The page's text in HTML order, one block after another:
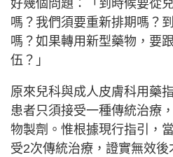
好幾個問題：「到時候要從
嗎？我們須要重新排期嗎？
嗎？如果轉用新型藥物，要
伍？」
原來兒科與成人皮膚科用藥
患者只須接受一種傳統治療
物製劑。惟根據現行指引，
受2次傳統治療，證實無效